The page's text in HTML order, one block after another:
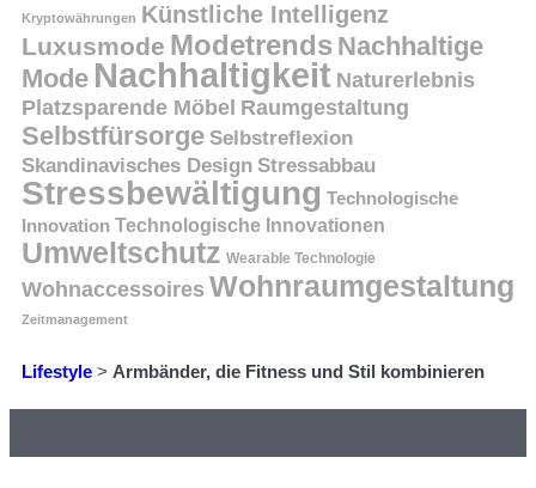
Kryptowährungen Künstliche Intelligenz
Luxusmode Modetrends Nachhaltige
Mode Nachhaltigkeit Naturerlebnis
Platzsparende Möbel Raumgestaltung
Selbstfürsorge Selbstreflexion
Skandinavisches Design Stressabbau
Stressbewältigung Technologische
Innovation Technologische Innovationen
Umweltschutz Wearable Technologie
Wohnaccessoires Wohnraumgestaltung
Zeitmanagement
Lifestyle > Armbänder, die Fitness und Stil kombinieren